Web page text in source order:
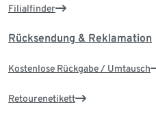
Filialfinder
Rücksendung & Reklamation
Kostenlose Rückgabe / Umtausch
Retourenetikett